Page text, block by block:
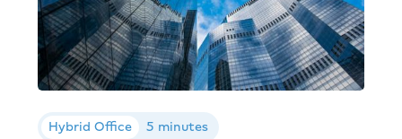
Hybrid Office 5 minutes